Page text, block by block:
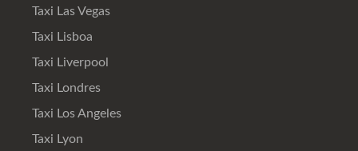
Taxi Las Vegas
Taxi Lisboa
Taxi Liverpool
Taxi Londres
Taxi Los Angeles
Taxi Lyon